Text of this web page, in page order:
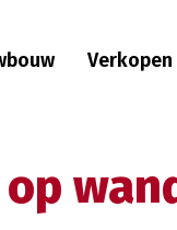
Verkopen